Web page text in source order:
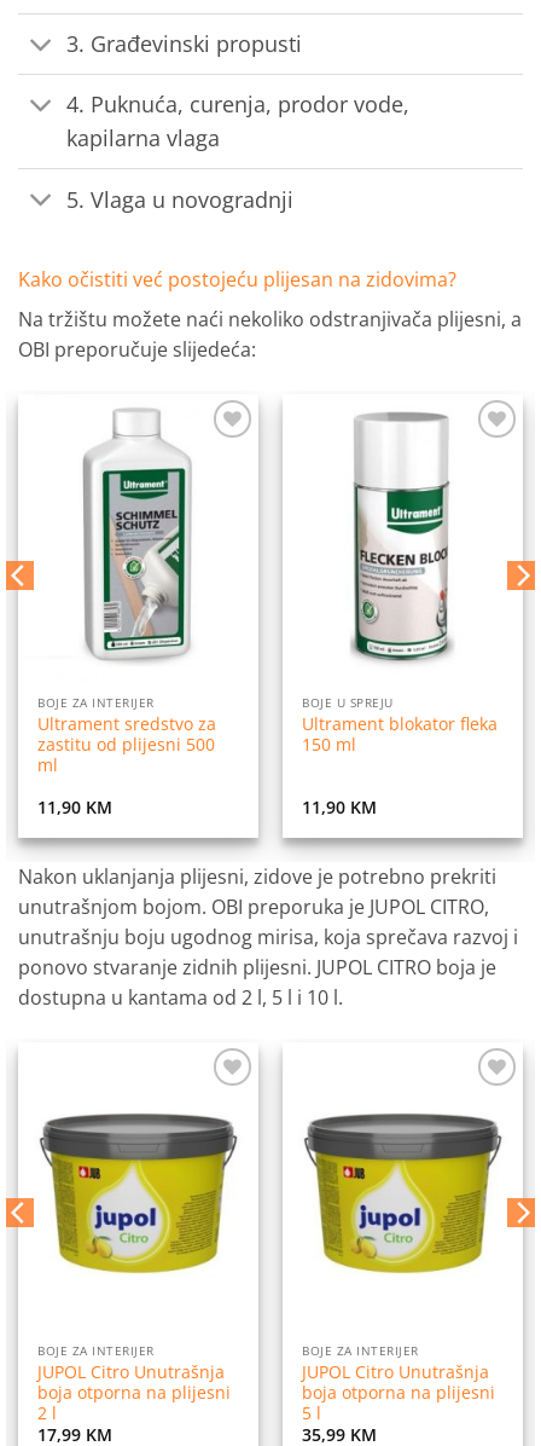
3. Građevinski propusti
4. Puknuća, curenja, prodor vode,
kapilarna vlaga
5. Vlaga u novogradnji
Kako očistiti već postojeću plijesan na zidovima?
Na tržištu možete naći nekoliko odstranjivača plijesni, a
OBI preporučuje slijedeća:
BOJE ZA INTERIJER
Ultrament sredstvo za
zastitu od plijesni 500
ml
11,90 KM
BOJE U SPREJU
Ultrament blokator fleka
150 ml
11,90 KM
Nakon uklanjanja plijesni, zidove je potrebno prekriti
unutrašnjom bojom. OBI preporuka je JUPOL CITRO,
unutrašnju boju ugodnog mirisa, koja sprečava razvoj i
ponovo stvaranje zidnih plijesni. JUPOL CITRO boja je
dostupna u kantama od 2 l, 5 l i 10 l.
na
listu
želja
BOJE ZA INTERIJER
JUPOL Citro Unutrašnja
boja otporna na plijesni
2 l
17,99 KM
na
listu
želja
BOJE ZA INTERIJER
JUPOL Citro Unutrašnja
boja otporna na plijesni
5 l
35,99 KM